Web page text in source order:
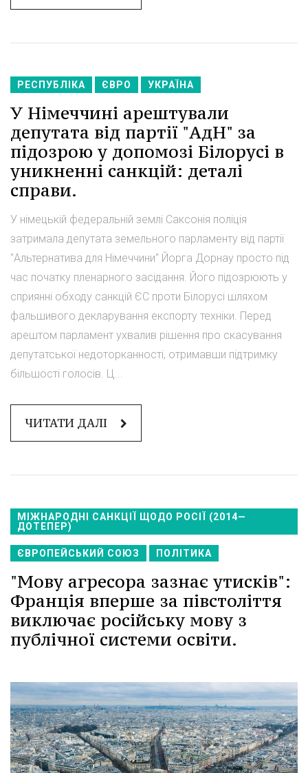
РЕСПУБЛІКА ЄВРО УКРАЇНА
У Німеччині арештували
депутата від партії "АдН" за
підозрою у допомозі Білорусі в
уникненні санкцій: деталі
справи.
У німецькій федеральній землі Саксонія поліція
затримала депутата земельного парламенту від партії
"Альтернатива для Німеччини" Йорга Дорнау просто під
час початку пленарного засідання. Його підозрюють у
сприянні обходу санкцій ЄС проти Білорусі шляхом
фальшивого декларування експорту техніки. Перед
арештом парламент ухвалив рішення про скасування
депутатської недоторканності, отримавши підтримку
більшості голосів. Ц...
ЧИТАТИ ДАЛІ
МІЖНАРОДНІ САНКЦІЇ ЩОДО РОСІЇ (2014—
ДОТЕПЕР)
ЄВРОПЕЙСЬКИЙ СОЮЗ ПОЛІТИКА
"Мову агресора зазнає утисків":
Франція вперше за півстоліття
виключає російську мову з
публічної системи освіти.